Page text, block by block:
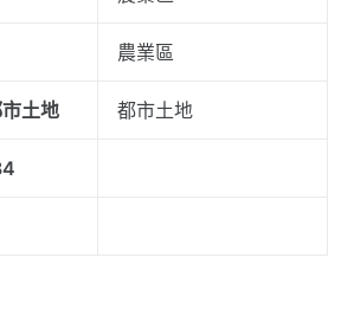
農業區
土地 都市土地